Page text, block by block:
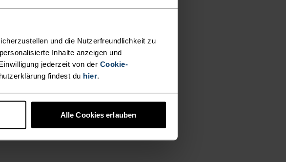
und die Nutzerfreundlichkeit zu
Inhalte anzeigen und
jederzeit von der Cookie-
findest du hier.
Alle Cookies erlauben